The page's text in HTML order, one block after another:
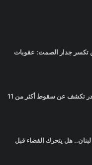
تكسر جدار الصمت: عقوبات
مجزرة في الجنوب: مصادر تكشف عن سقوط أكثر من 11
هل يتحرك القضاء قبل